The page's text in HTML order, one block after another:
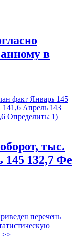
в
тыс.
145 132,7 Фе
перечень
>>